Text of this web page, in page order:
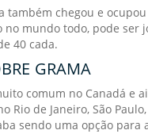
também chegou e
no mundo todo, pode ser
40 cada.
GRAMA
comum no Canadá e
Rio de Janeiro, São
sendo uma opção para